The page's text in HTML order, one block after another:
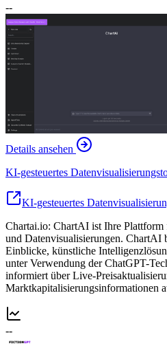
--
Details ansehen
KI-gesteuertes
KI-gesteuertes
Chartai.io: ChartAI ist Ihre
und Datenvisualisierungen. ChartAI
Einblicke, künstliche
unter Verwendung der ChatGPT-
informiert über Live-
Marktkapitalisierungsinformationen
--